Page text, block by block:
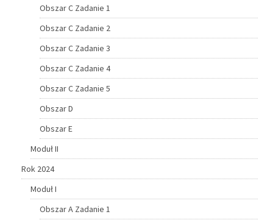
Obszar C Zadanie 1
Obszar C Zadanie 2
Obszar C Zadanie 3
Obszar C Zadanie 4
Obszar C Zadanie 5
Obszar D
Obszar E
Moduł II
Rok 2024
Moduł I
Obszar A Zadanie 1